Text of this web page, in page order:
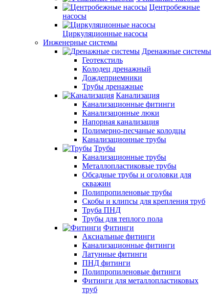
Центробежные
насосы
Циркуляционные насосы
Инженерные системы
Дренажные системы
Геотекстиль
Колодец дренажный
Дождеприемники
Трубы дренажные
Канализация
Канализационные фитинги
Канализацонные люки
Напорная канализация
Полимерно-песчаные колодцы
Канализационные трубы
Трубы
Канализационные трубы
Металлопластиковые трубы
Обсадные трубы и оголовки для
скважин
Полипропиленовые трубы
Скобы и клипсы для крепления труб
Труба ПНД
Трубы для теплого пола
Фитинги
Аксиальные фитинги
Канализационные фитинги
Латунные фитинги
ПНД фитинги
Полипропиленовые фитинги
Фитинги для металлопластиковых
труб